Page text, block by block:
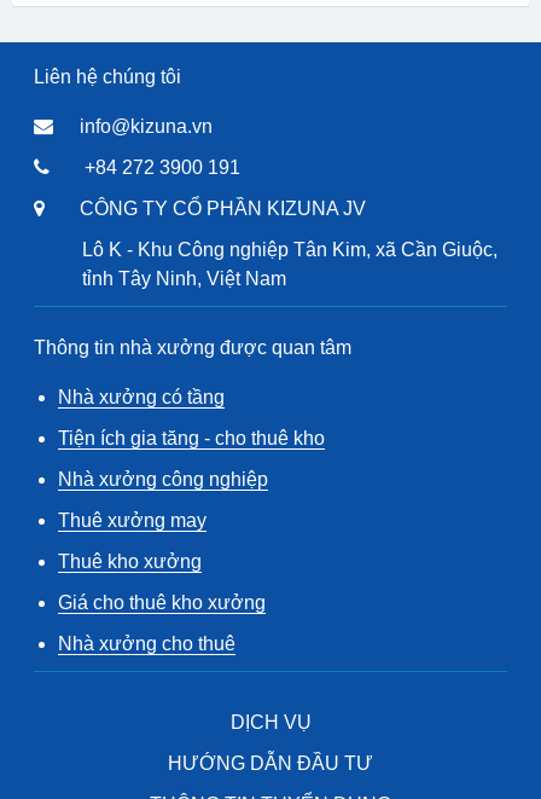
Liên hệ chúng tôi
info@kizuna.vn
+84 272 3900 191
CÔNG TY CỔ PHẦN KIZUNA JV
Lô K - Khu Công nghiệp Tân Kim, xã Cần Giuộc,
tỉnh Tây Ninh, Việt Nam
Thông tin nhà xưởng được quan tâm
Nhà xưởng có tầng
Tiện ích gia tăng - cho thuê kho
Nhà xưởng công nghiệp
Thuê xưởng may
Thuê kho xưởng
Giá cho thuê kho xưởng
Nhà xưởng cho thuê
DỊCH VỤ
HƯỚNG DẪN ĐẦU TƯ